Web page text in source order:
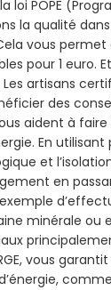
POPE
la qualité
vous permet
pour 1 euro.
artisans
des
aident à faire
En utilisant
et
en
minérale
vous garantit